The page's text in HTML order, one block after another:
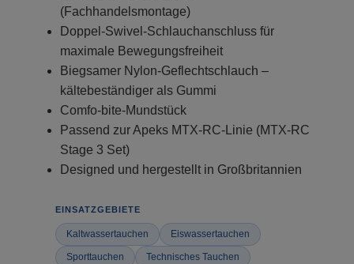
(Fachhandelsmontage)
Doppel-Swivel-Schlauchanschluss für
maximale Bewegungsfreiheit
Biegsamer Nylon-Geflechtschlauch –
kältebeständiger als Gummi
Comfo-bite-Mundstück
Passend zur Apeks MTX-RC-Linie (MTX-RC
Stage 3 Set)
Designed und hergestellt in Großbritannien
EINSATZGEBIETE
Kaltwassertauchen Eiswassertauchen
Sporttauchen Technisches Tauchen